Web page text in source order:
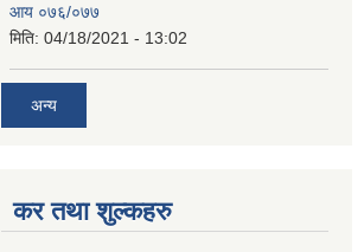
आय ०७६/०७७
मिति: 04/18/2021 - 13:02
अन्य
कर तथा शुल्कहरु